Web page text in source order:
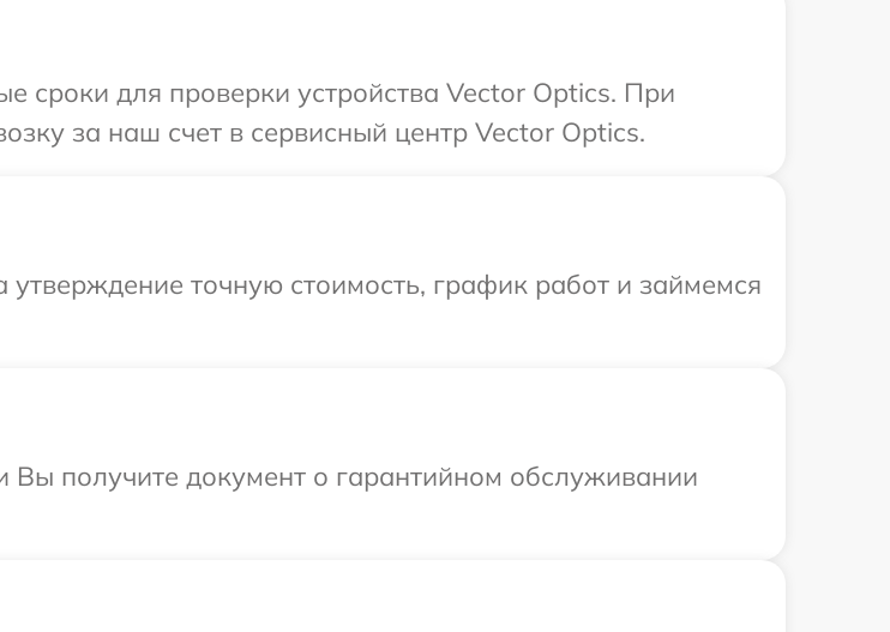
сроки для проверки устройства Vector Optics. При
за наш счет в сервисный центр Vector Optics.
точную стоимость, график работ и займемся
Вы получите документ о гарантийном обслуживании